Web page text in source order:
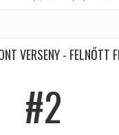
VERSENY - FELNŐTT
#2